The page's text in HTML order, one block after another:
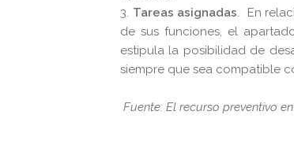
3. Tareas asignadas. En
de sus funciones, el
estipula la posibilidad de
siempre que sea compatible
Fuente: El recurso preventivo